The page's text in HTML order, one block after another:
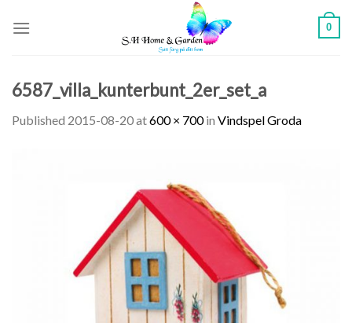
0
6587_villa_kunterbunt_2er_set_a
Published 2015-08-20at600 × 700in Vindspel Groda